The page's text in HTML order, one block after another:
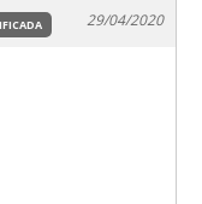
29/04/2020